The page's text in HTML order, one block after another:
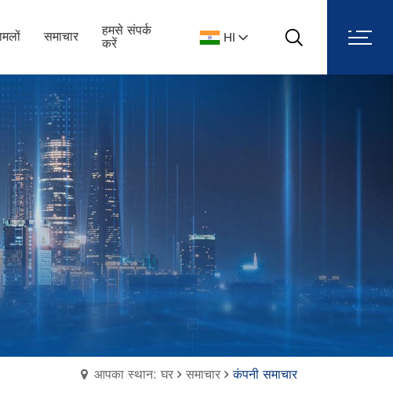
समाचार हमसे संपर्क
करें HI खोज
आपका स्थान: घर समाचार कंपनी समाचार